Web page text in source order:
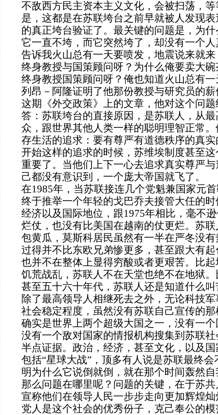
不敌西方民主资本主义文化，会被扫荡，
是，这都是在苏联垮台之前早就被人发现
的真正垮台验证了。最关键的问题是，为
它一直不垮，而它突然垮了，却没有一个
告诉我火山总有一天要喷发，地震说来就
终身教授与国策顾问呀？为什么俺要卖大
终身教授国策顾问呀？俺也知道火山总有
列昂－阿隆证明了他那份教授与研究员的
这期《外交政策》上的文章，他对这个问
答：苏联垮台的直接原因，是苏联人，从
众，跟世界其他人类一样的聪明理智正常
存生活的追求：要有尊严有道德秩序的真
开始这样的追求的时候，苏维埃制度甚至
重要了。当他们上下一心去追求真实尊严
己都没有意识到，一个庞大帝国就飞了。
在1985年，当苏联接连几个党魁兼国家元
终于推举一个年轻的戈巴乔夫接管大任的
经济以及国际地位，跟1975年相比，毫不
烂仗，也没有比美国在越南的仗更烂。苏
包黄瓜，莫斯科居民虽然有一半在严冬没
过得并不比东欧兄弟惨更多，甚至跟大有
也并不在整体上显得穷酸或者更艰苦。比
饥荒战乱，苏联人不在天堂也绝不在地狱
甚至五十六十年代，苏联人还是知道什么叫
除了最高领导人相继死去之外，无论科技
社会稳定程度，虽然没有苏联自己宣传的
确实是世界上两个超级大国之一，没有一
没有一个敌对国家的情报机构搜集到苏联
半点证据。政治，经济，甚至文化，以及
包括“星球大战”，顶多有人说是苏联最终
明为什么它说倒就倒，就在那个时间轰然
那么问题在哪里呢？问题的关键，在于苏
宣称他们在领导人民一步步走向更加辉煌
党人是这个社会的优秀份子，克己奉公的